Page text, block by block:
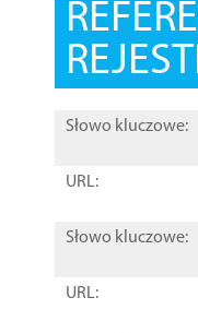
Słowo kluczowe:
URL:
Słowo kluczowe:
URL: